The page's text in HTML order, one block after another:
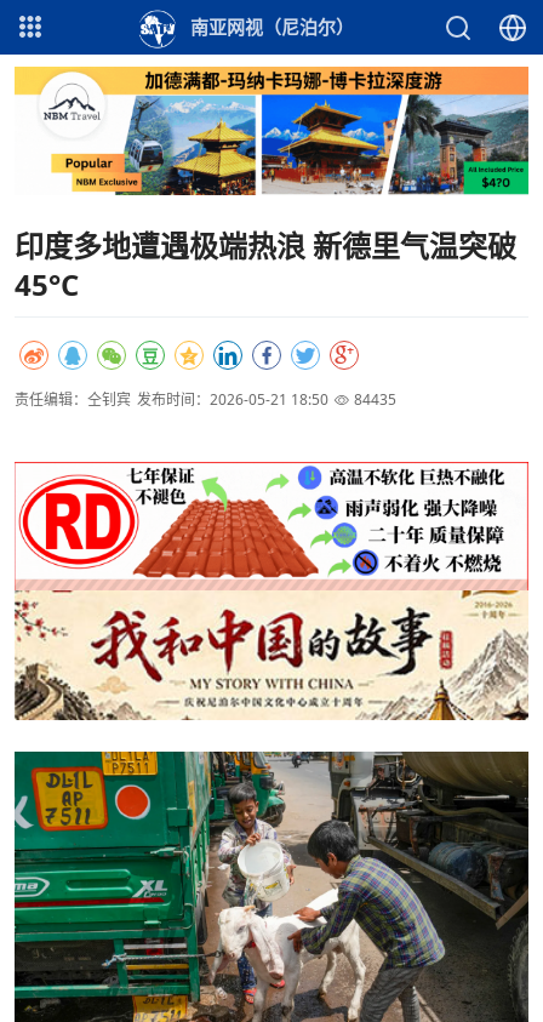
南亚网视（尼泊尔）
印度多地遭遇极端热浪 新德里气温突破
45°C
责任编辑：仝钊宾 发布时间：2026-05-21 18:50 84435